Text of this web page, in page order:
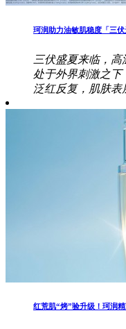
珂润助力油敏肌稳度「三伏
三伏盛夏来临，
处于外界刺激之下
泛红反复，肌肤表
红荒肌“烤”验升级！珂润